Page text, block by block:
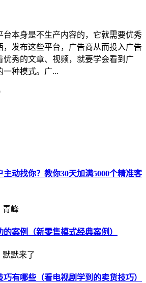
台本身是不生产内容的，它就需要优秀
，发布这些平台，广告商从而投入广告
优秀的文章、视频，就要学会看到广
一种模式。广...
主动找你？教你30天加满5000个精准客
青峰
的案例（新零售模式经典案例）
默默来了
巧有哪些（看电视剧学到的卖货技巧）